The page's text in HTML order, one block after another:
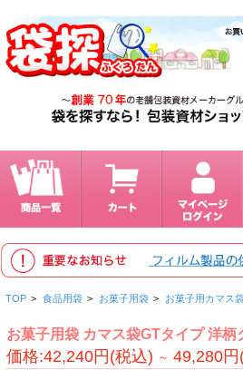
TOP > 食品用袋 > お菓子用袋 > お菓子用カマス
お菓子用袋 カマス袋GTタイプ 洋柄
価格:42,240円(税込) ～ 49,280円